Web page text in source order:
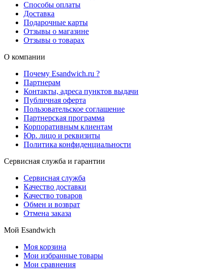
Способы оплаты
Доставка
Подарочные карты
Отзывы о магазине
Отзывы о товарах
О компании
Почему Esandwich.ru ?
Партнерам
Контакты, адреса пунктов выдачи
Публичная оферта
Пользовательское соглашение
Партнерская программа
Корпоративным клиентам
Юр. лицо и реквизиты
Политика конфиденциальности
Сервисная служба и гарантии
Сервисная служба
Качество доставки
Качество товаров
Обмен и возврат
Отмена заказа
Мой Esandwich
Моя корзина
Мои избранные товары
Мои сравнения